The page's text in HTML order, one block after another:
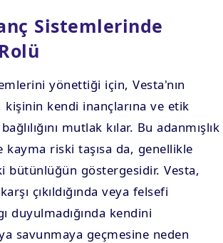
Sistemlerinde
yönettiği için, Vesta'nın
kişinin kendi inançlarına ve etik
mutlak kılar. Bu adanmışlık
kayma riski taşısa da, genellikle
bütünlüğün göstergesidir. Vesta,
çıkıldığında veya felsefi
duyulmadığında kendini
savunmaya geçmesine neden